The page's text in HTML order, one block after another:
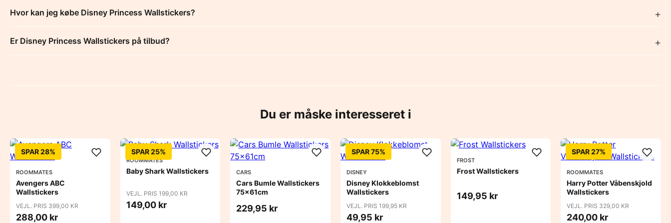
Hvor kan jeg købe Disney Princess Wallstickers?
Er Disney Princess Wallstickers på tilbud?
Du er måske interesseret i
SPAR 28%
ROOMMATES
Avengers ABC
Wallstickers
VEJL. PRIS 399,00 KR
288,00 kr
SPAR 25%
ROOMMATES
Baby Shark Wallstickers
VEJL. PRIS 199,00 KR
149,00 kr
CARS
Cars Bumle Wallstickers
75x61cm
229,95 kr
SPAR 75%
DISNEY
Disney Klokkeblomst
Wallstickers
VEJL. PRIS 199,95 KR
49,95 kr
FROST
Frost Wallstickers
149,95 kr
SPAR 27%
ROOMMATES
Harry Potter Våbenskjold
Wallstickers
VEJL. PRIS 329,00 KR
240,00 kr